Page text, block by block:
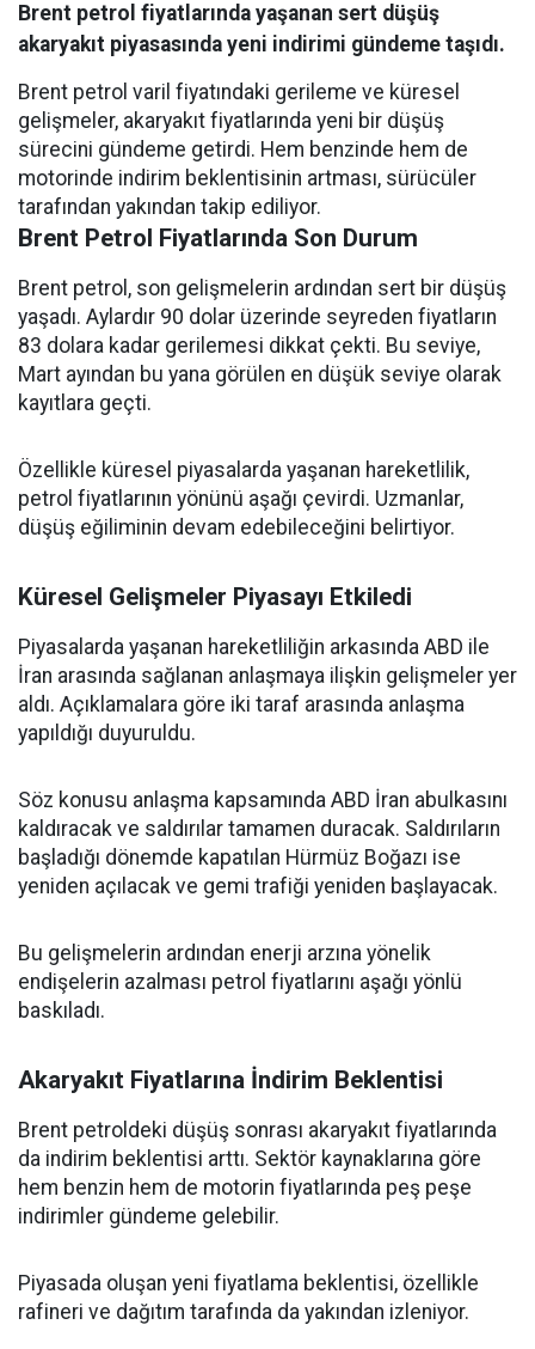
Brent petrol fiyatlarında yaşanan sert düşüş
akaryakıt piyasasında yeni indirimi gündeme taşıdı.
Brent petrol varil fiyatındaki gerileme ve küresel
gelişmeler, akaryakıt fiyatlarında yeni bir düşüş
sürecini gündeme getirdi. Hem benzinde hem de
motorinde indirim beklentisinin artması, sürücüler
tarafından yakından takip ediliyor.
Brent Petrol Fiyatlarında Son Durum
Brent petrol, son gelişmelerin ardından sert bir düşüş
yaşadı. Aylardır 90 dolar üzerinde seyreden fiyatların
83 dolara kadar gerilemesi dikkat çekti. Bu seviye,
Mart ayından bu yana görülen en düşük seviye olarak
kayıtlara geçti.
Özellikle küresel piyasalarda yaşanan hareketlilik,
petrol fiyatlarının yönünü aşağı çevirdi. Uzmanlar,
düşüş eğiliminin devam edebileceğini belirtiyor.
Küresel Gelişmeler Piyasayı Etkiledi
Piyasalarda yaşanan hareketliliğin arkasında ABD ile
İran arasında sağlanan anlaşmaya ilişkin gelişmeler yer
aldı. Açıklamalara göre iki taraf arasında anlaşma
yapıldığı duyuruldu.
Söz konusu anlaşma kapsamında ABD İran abulkasını
kaldıracak ve saldırılar tamamen duracak. Saldırıların
başladığı dönemde kapatılan Hürmüz Boğazı ise
yeniden açılacak ve gemi trafiği yeniden başlayacak.
Bu gelişmelerin ardından enerji arzına yönelik
endişelerin azalması petrol fiyatlarını aşağı yönlü
baskıladı.
Akaryakıt Fiyatlarına İndirim Beklentisi
Brent petroldeki düşüş sonrası akaryakıt fiyatlarında
da indirim beklentisi arttı. Sektör kaynaklarına göre
hem benzin hem de motorin fiyatlarında peş peşe
indirimler gündeme gelebilir.
Piyasada oluşan yeni fiyatlama beklentisi, özellikle
rafineri ve dağıtım tarafında da yakından izleniyor.